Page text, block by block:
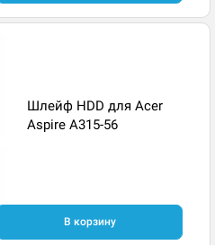
Шлейф HDD для Acer
Aspire A315-56
В корзину